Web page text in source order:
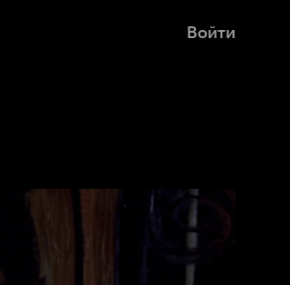
Войти